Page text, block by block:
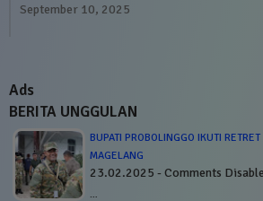
September 10, 2025
Ads
BERITA UNGGULAN
BUPATI PROBOLINGGO IKUTI
MAGELANG
23.02.2025 - Comments
…